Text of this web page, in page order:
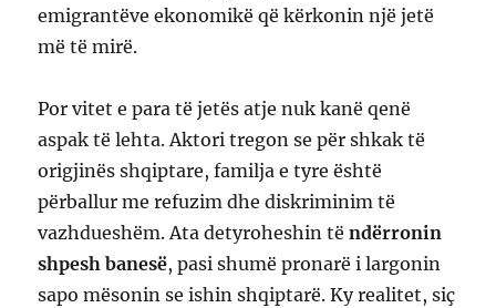
emigrantëve ekonomikë që kërkonin një jetë
më të mirë.
Por vitet e para të jetës atje nuk kanë qenë
aspak të lehta. Aktori tregon se për shkak të
origjinës shqiptare, familja e tyre është
përballur me refuzim dhe diskriminim të
vazhdueshëm. Ata detyroheshin tëndërronin
shpesh banesë, pasi shumë pronarë i largonin
sapo mësonin se ishin shqiptarë. Ky realitet, siç